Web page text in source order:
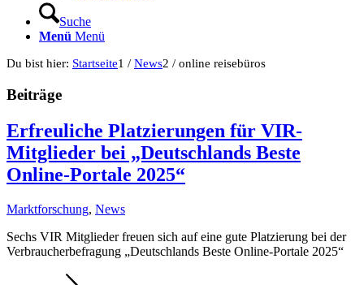
Suche
Menü Menü
Du bist hier: Startseite1 / News2 / online reisebüros
Beiträge
Erfreuliche Platzierungen für VIR-
Mitglieder bei „Deutschlands Beste
Online-Portale 2025“
Marktforschung, News
Sechs VIR Mitglieder freuen sich auf eine gute Platzierung bei der
Verbraucherbefragung „Deutschlands Beste Online-Portale 2025“